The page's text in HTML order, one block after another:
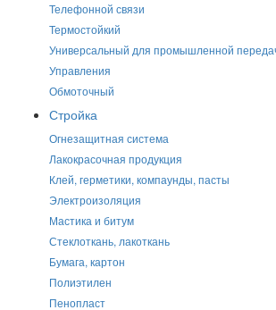
Телефонной связи
Термостойкий
Универсальный для промышленной
Управления
Обмоточный
Стройка
Огнезащитная система
Лакокрасочная продукция
Клей, герметики, компаунды, пасты
Электроизоляция
Мастика и битум
Стеклоткань, лакоткань
Бумага, картон
Полиэтилен
Пенопласт